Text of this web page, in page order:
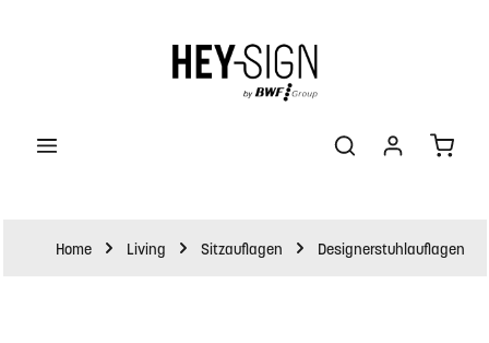
Home Living Sitzauflagen Designerstuhlauflagen